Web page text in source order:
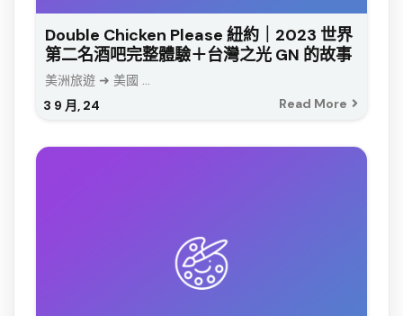
Double Chicken Please 紐約｜2023 世界
第二名酒吧完整體驗＋台灣之光 GN 的故事
3 9 月, 24
美洲旅遊 ➜ 美國 ...
Read More